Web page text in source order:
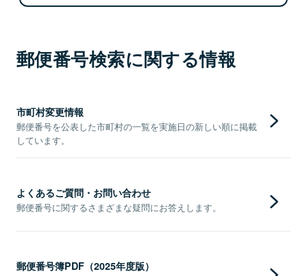
郵便番号検索に関する情報
市町村変更情報
郵便番号を公表した市町村の一覧を実施日の新しい順に掲載
しています。
よくあるご質問・お問い合わせ
郵便番号に関するさまざまな疑問にお答えします。
郵便番号簿PDF（2025年度版）